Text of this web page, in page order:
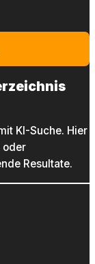
KI-Suche. Hier
oder
Resultate.